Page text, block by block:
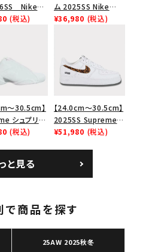
ーカー・クルーネック
バッグ
ボックスロゴ ブラックスウェット
Nike
2 CB 94
(税込)
ム 2025SS Nike
Leather Shoulder
¥36,980 (税込)
～30.5cm】
シュプリー
Nike
ワイト 白
(税込)
【24.0cm～30.5cm】
2025SS Supreme
GOODENOUGH
ムグッドイナフ ナイキ
エアフォース１スニー
ト
¥51,980 (税込)
と見る
で商品を探す
25AW 2025秋冬